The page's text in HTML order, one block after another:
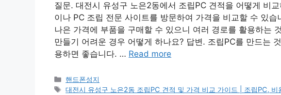
질문. 대전시 유성구 노은2동에서 조립PC 견적을 어떻게 비
이나 PC 조립 전문 사이트를 방문하여 가격을 비교할 수 있
나은 가격에 부품을 구매할 수 있으니 여러 경로를 활용하는
만들기 어려운 경우 어떻게 하나요? 답변. 조립PC를 만드는
용하면 좋습니다. … Read more
Categories
핸드폰성지
Tags
대전시 유성구 노은2동 조립PC 견적 및 가격 비교 가이드 | 조립PC, 비